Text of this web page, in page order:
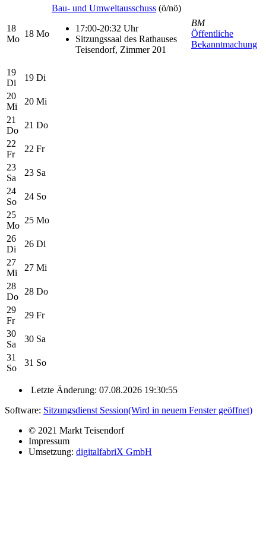
18
Mo
18 Mo
Bau- und Umweltausschuss (ö/nö)
17:00-20:32 Uhr
Sitzungssaal des Rathauses
Teisendorf, Zimmer 201
BM
Öffentliche
Bekanntmachung
19
Di
19 Di
20
Mi
20 Mi
21
Do
21 Do
22
Fr
22 Fr
23
Sa
23 Sa
24
So
24 So
25
Mo
25 Mo
26
Di
26 Di
27
Mi
27 Mi
28
Do
28 Do
29
Fr
29 Fr
30
Sa
30 Sa
31
So
31 So
Letzte Änderung: 07.08.2026 19:30:55
Software: Sitzungsdienst Session(Wird in neuem Fenster geöffnet)
© 2021 Markt Teisendorf
Impressum
Umsetzung: digitalfabriX GmbH